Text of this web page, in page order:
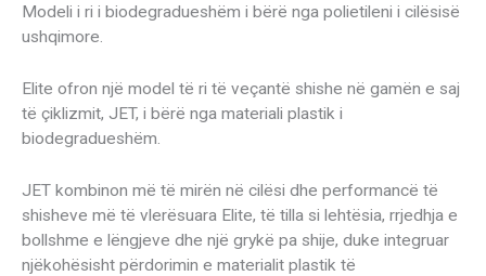
Modeli i ri i biodegradueshëm i bërë nga polietileni i cilësisë
ushqimore.
Elite ofron një model të ri të veçantë shishe në gamën e saj
të çiklizmit, JET, i bërë nga materiali plastik i
biodegradueshëm.
JET kombinon më të mirën në cilësi dhe performancë të
shisheve më të vlerësuara Elite, të tilla si lehtësia, rrjedhja e
bollshme e lëngjeve dhe një grykë pa shije, duke integruar
njëkohësisht përdorimin e materialit plastik të